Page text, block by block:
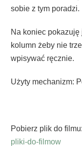
sobie z tym poradzi.
Na koniec pokazuję
kolumn żeby nie
wpisywać ręcznie.
Użyty mechanizm:
Pobierz plik do filmu:
pliki-do-filmow